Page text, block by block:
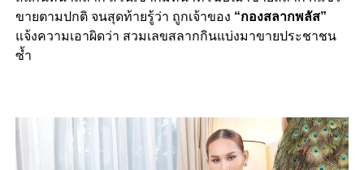
ขายตามปกติ จนสุดท้ายรู้ว่า ถูกเจ้าของ “กองสลากพลัส”
แจ้งความเอาผิดว่า สวมเลขสลากกินแบ่งมาขายประชาชน
ซ้ำ